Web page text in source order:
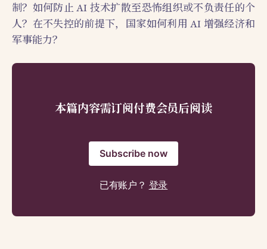
制？如何防止 AI 技术扩散至恐怖组织或不负责任的个
人？在不失控的前提下，国家如何利用 AI 增强经济和
军事能力？
本篇内容需订阅付费会员后阅读
Subscribe now
已有账户？ 登录